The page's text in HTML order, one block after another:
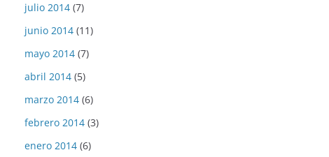
julio 2014 (7)
junio 2014 (11)
mayo 2014 (7)
abril 2014 (5)
marzo 2014 (6)
febrero 2014 (3)
enero 2014 (6)